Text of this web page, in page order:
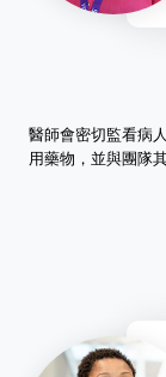
醫師會密切監看病
用藥物，並與團隊